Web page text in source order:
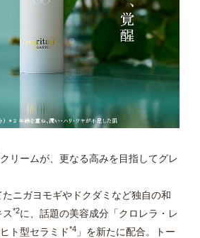
クリームが、更なる高みを目指してグレ
ニガヨモギやドクダミなど独自の和
*2に、話題の美容成分「クロレラ・レ
ト型セラミド*4」を新たに配合。トー